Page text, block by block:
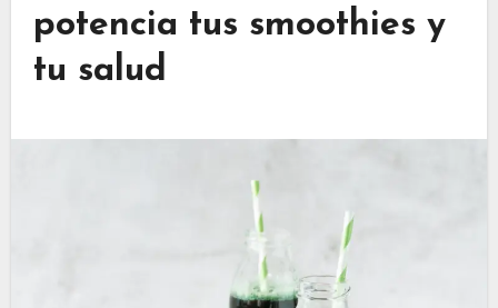
potencia tus smoothies y
tu salud